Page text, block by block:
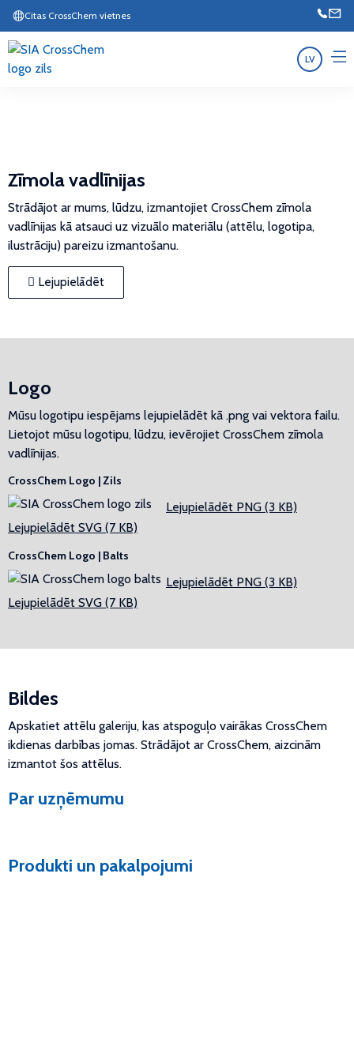
Citas CrossChem vietnes
LV
Zīmola vadlīnijas
Strādājot ar mums, lūdzu, izmantojiet CrossChem zīmola
vadlīnijas kā atsauci uz vizuālo materiālu (attēlu, logotipa,
ilustrāciju) pareizu izmantošanu.
Lejupielādēt
Logo
Mūsu logotipu iespējams lejupielādēt kā .png vai vektora failu.
Lietojot mūsu logotipu, lūdzu, ievērojiet CrossChem zīmola
vadlīnijas.
CrossChem Logo | Zils
Lejupielādēt PNG (3 KB)
Lejupielādēt SVG (7 KB)
CrossChem Logo | Balts
Lejupielādēt PNG (3 KB)
Lejupielādēt SVG (7 KB)
Bildes
Apskatiet attēlu galeriju, kas atspoguļo vairākas CrossChem
ikdienas darbības jomas. Strādājot ar CrossChem, aizcinām
izmantot šos attēlus.
Par uzņēmumu
Produkti un pakalpojumi